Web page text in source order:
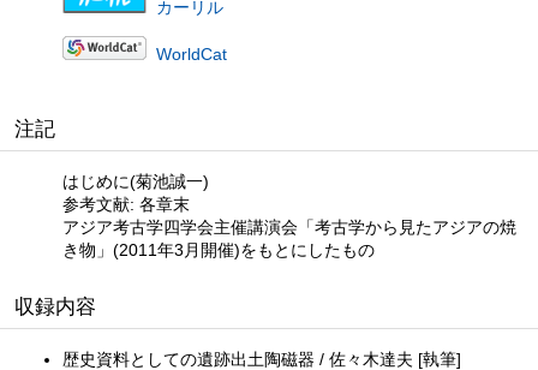
カーリル
WorldCat
注記
はじめに(菊池誠一)
参考文献: 各章末
アジア考古学四学会主催講演会「考古学から見たアジアの焼
き物」(2011年3月開催)をもとにしたもの
収録内容
歴史資料としての遺跡出土陶磁器 / 佐々木達夫 [執筆]